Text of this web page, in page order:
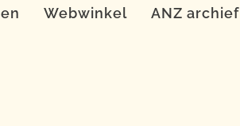
Webwinkel ANZ archief